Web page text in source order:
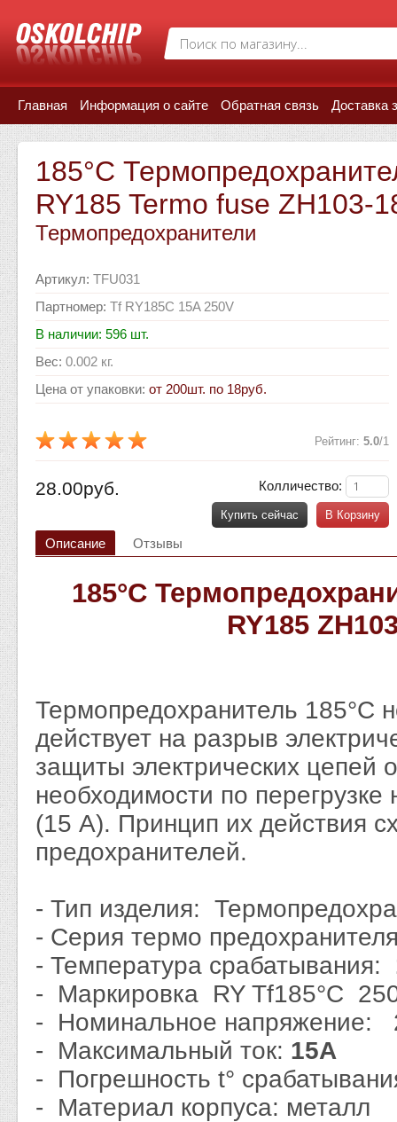
Главная Информация о сайте Обратная связь Доставка
185°C
RY185 Termo fuse ZH103-
Термопредохранители
Артикул: TFU031
Партномер: Tf RY185C 15A 250V
В наличии: 596 шт.
Вес: 0.002 кг.
Цена от упаковки: от 200шт. по 18руб.
Рейтинг: 5.0/1
Колличество:
В Корзину
Купить сейчас
28.00руб.
Описание Отзывы
185°C
RY185
Термопредохранитель 185°C
действует на разрыв
защиты электрических цепей
необходимости по перегрузке
(15 А). Принцип их действия
предохранителей.
- Тип изделия:
- Серия термо
- Температура срабатывания:
- Маркировка RY Tf185°C
- Номинальное напряжение:
- Максимальный ток: 15A
- Погрешность t°
- Материал корпуса: металл